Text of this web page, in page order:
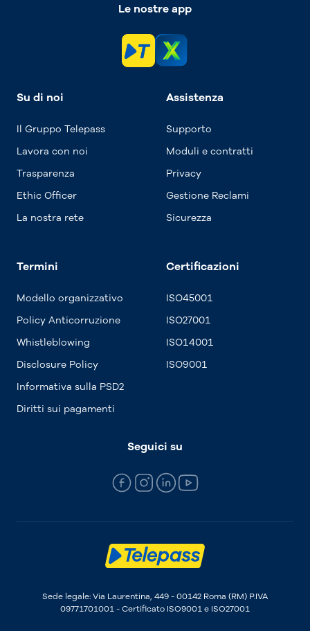
Le nostre app
Su di noi
Il Gruppo Telepass
Lavora con noi
Trasparenza
Ethic Officer
La nostra rete
Assistenza
Supporto
Moduli e contratti
Privacy
Gestione Reclami
Sicurezza
Termini
Modello organizzativo
Policy Anticorruzione
Whistleblowing
Disclosure Policy
Informativa sulla PSD2
Diritti sui pagamenti
Certificazioni
ISO45001
ISO27001
ISO14001
ISO9001
Seguici su
Sede legale: Via Laurentina, 449 - 00142 Roma (RM) P.IVA
09771701001 - Certificato ISO9001 e ISO27001